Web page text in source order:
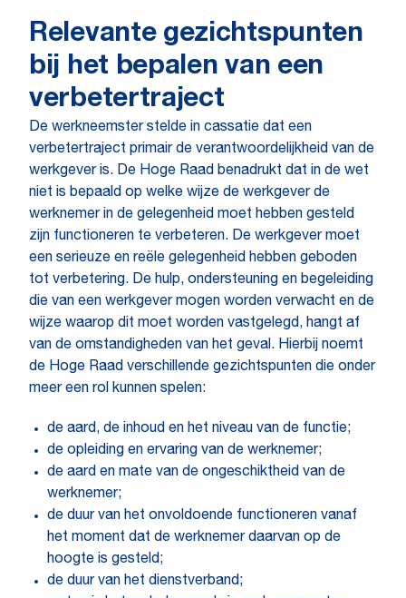
Relevante gezichtspunten
bij het bepalen van een
verbetertraject
De werkneemster stelde in cassatie dat een
verbetertraject primair de verantwoordelijkheid van de
werkgever is. De Hoge Raad benadrukt dat in de wet
niet is bepaald op welke wijze de werkgever de
werknemer in de gelegenheid moet hebben gesteld
zijn functioneren te verbeteren. De werkgever moet
een serieuze en reële gelegenheid hebben geboden
tot verbetering. De hulp, ondersteuning en begeleiding
die van een werkgever mogen worden verwacht en de
wijze waarop dit moet worden vastgelegd, hangt af
van de omstandigheden van het geval. Hierbij noemt
de Hoge Raad verschillende gezichtspunten die onder
meer een rol kunnen spelen:
de aard, de inhoud en het niveau van de functie;
de opleiding en ervaring van de werknemer;
de aard en mate van de ongeschiktheid van de
werknemer;
de duur van het onvoldoende functioneren vanaf
het moment dat de werknemer daarvan op de
hoogte is gesteld;
de duur van het dienstverband;